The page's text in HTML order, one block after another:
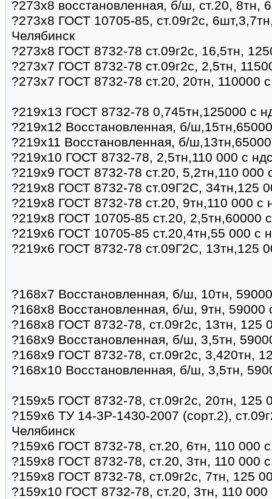
?273х8 восстановленная, б/ш, ст.20, 8тн,
?273х8 ГОСТ 10705-85, ст.09г2с,
Челябинск
?273х8 ГОСТ 8732-78 ст.09г2с, 16,5тн,
?273х7 ГОСТ 8732-78 ст.09г2с, 2,5тн,
?273х7 ГОСТ 8732-78 ст.20, 20тн, 110000
?219х13 ГОСТ 8732-78 0,745тн,125000 с
?219х12 Восстановленная, б/
?219х11 Восстановленная, б/
?219х10 ГОСТ 8732-78, 2,5тн,110 000 с
?219х9 ГОСТ 8732-78 ст.20, 5,2тн,110 000
?219х8 ГОСТ 8732-78 ст.09Г2С, 34тн,125
?219х8 ГОСТ 8732-78 ст.20, 9тн,110 000 с
?219х8 ГОСТ 10705-85 ст.20, 2,5тн,60000
?219х6 ГОСТ 10705-85 ст.20,4тн,55 000 с
?219х6 ГОСТ 8732-78 ст.09Г2С, 13тн,125
?168х7 Восстановленная, б/ш, 10тн,
?168х8 Восстановленная, б/ш, 9тн, 59000
?168х8 ГОСТ 8732-78, ст.09г2с, 13тн, 125
?168х9 Восстановленная, б/ш, 3,5тн,
?168х9 ГОСТ 8732-78, ст.09г2с, 3,420тн,
?168х10 Восстановленная, б/ш, 3,5тн,
?159х5 ГОСТ 8732-78, ст.09г2с, 20тн, 125
?159х6 ТУ 14-3Р-1430-2007 (сорт.2),
Челябинск
?159х6 ГОСТ 8732-78, ст.20, 6тн, 110 000
?159х8 ГОСТ 8732-78, ст.20, 3тн, 110 000
?159х8 ГОСТ 8732-78, ст.09г2с, 7тн, 125
?159х10 ГОСТ 8732-78, ст.20, 3тн, 110